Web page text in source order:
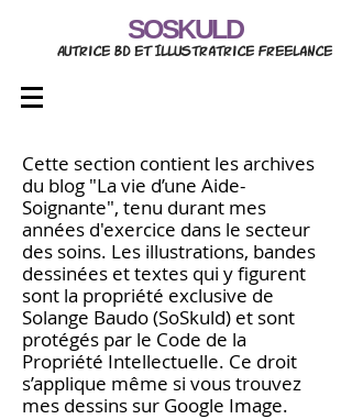
SOSKULD
Autrice BD et Illustratrice freelance
Cette section contient les archives
du blog "La vie d’une Aide-
Soignante", tenu durant mes
années d'exercice dans le secteur
des soins. Les illustrations, bandes
dessinées et textes qui y figurent
sont la propriété exclusive de
Solange Baudo (SoSkuld) et sont
protégés par le Code de la
Propriété Intellectuelle. Ce droit
s’applique même si vous trouvez
mes dessins sur Google Image.